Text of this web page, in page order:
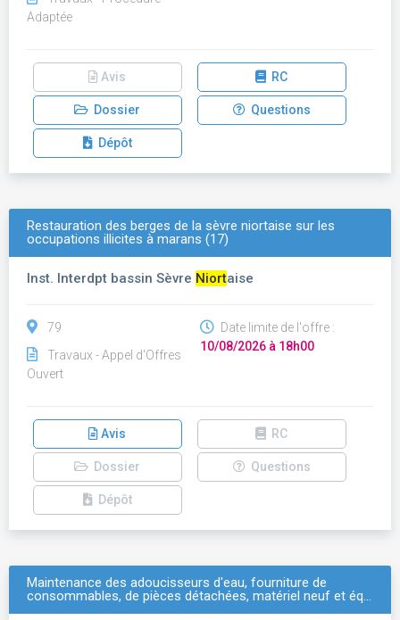
Adaptée
Avis RC
Dossier Questions
Dépôt
Restauration des berges de la sèvre niortaise sur les
occupations illicites à marans (17)
Inst. Interdpt bassin Sèvre Niortaise
79
Travaux - Appel d'Offres
Ouvert
Date limite de l'offre :
10/08/2026 à 18h00
Avis RC
Dossier Questions
Dépôt
Maintenance des adoucisseurs d'eau, fourniture de
consommables, de pièces détachées, matériel neuf et éq…